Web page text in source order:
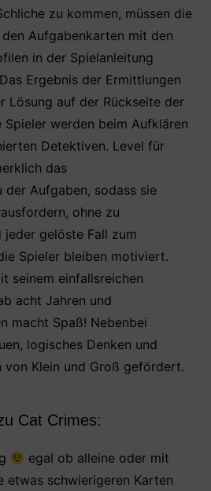
zu kommen, müssen die
Aufgabenkarten mit den
in der Spielanleitung
Ergebnis der Ermittlungen
Lösung auf der Rückseite der
Spieler werden beim Aufklären
Detektiven. Level für
das
der Aufgaben, sodass sie
ohne zu
gelöste Fall zum
Spieler bleiben motiviert.
seinem einfallsreichen
acht Jahren und
macht Spaß! Nebenbei
logisches Denken und
von Klein und Groß gefördert.
Cat Crimes:
egal ob alleine oder mit
etwas schwierigeren Karten